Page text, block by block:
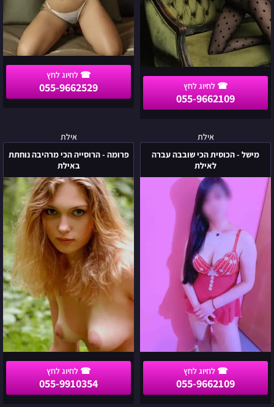
055-9662109
055-9662529
אילת
מישל - הכוסית הכי שובבה עברה
לאילת
055-9662109
מישל
-
הכוסית
הכי
שובבה
עברה
לאילת
אילת
פרומה - הרוסייה הכי מרהיבה נוחתת
באילת
055-9910354
פרומה
-
הרוסייה
הכי
מרהיבה
נוחתת
באילת